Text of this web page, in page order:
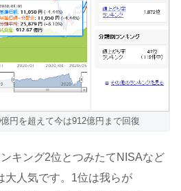
円を超えて今は912億円まで回復
キング2位とつみたてNISAなど
大人気です。1位は我らが